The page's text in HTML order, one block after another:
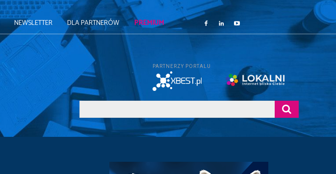
NEWSLETTER DLA PARTNERÓW PREMIUM
PARTNERZY PORTALU